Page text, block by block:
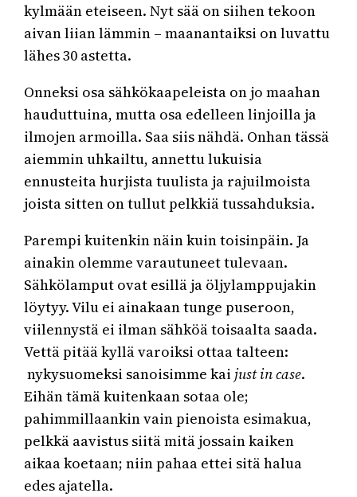
kylmään eteiseen. Nyt sää on siihen tekoon
aivan liian lämmin – maanantaiksi on luvattu
lähes 30 astetta.
Onneksi osa sähkökaapeleista on jo maahan
hauduttuina, mutta osa edelleen linjoilla ja
ilmojen armoilla. Saa siis nähdä. Onhan tässä
aiemmin uhkailtu, annettu lukuisia
ennusteita hurjista tuulista ja rajuilmoista
joista sitten on tullut pelkkiä tussahduksia.
Parempi kuitenkin näin kuin toisinpäin. Ja
ainakin olemme varautuneet tulevaan.
Sähkölamput ovat esillä ja öljylamppujakin
löytyy. Vilu ei ainakaan tunge puseroon,
viilennystä ei ilman sähköä toisaalta saada.
Vettä pitää kyllä varoiksi ottaa talteen:
nykysuomeksi sanoisimme kai just in case.
Eihän tämä kuitenkaan sotaa ole;
pahimmillaankin vain pienoista esimakua,
pelkkä aavistus siitä mitä jossain kaiken
aikaa koetaan; niin pahaa ettei sitä halua
edes ajatella.